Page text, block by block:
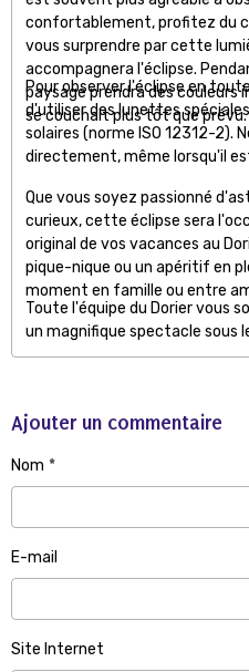
confortablement, profitez du
vous surprendre par cette
accompagnera l'éclipse.
paysage prendra des couleurs
se couchait plus tôt que prévu.
Pour observer l'éclipse en
d'utiliser des lunettes
solaires (norme ISO 12312-2).
directement, même lorsqu'il
Que vous soyez passionné
curieux, cette éclipse sera
original de vos vacances au
pique-nique ou un apéritif en
moment en famille ou entre
Toute l'équipe du Dorier vous
un magnifique spectacle sous
Ajouter un commentaire
Nom
E-mail
Site Internet